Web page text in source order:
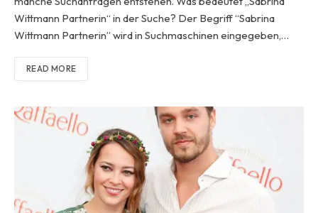
Wittmann Partnerin“ in der Suche? Der Begriff “Sabrina
Wittmann Partnerin” wird in Suchmaschinen eingegeben,…
READ MORE